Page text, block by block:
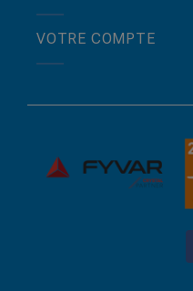
VOTRE COMPTE